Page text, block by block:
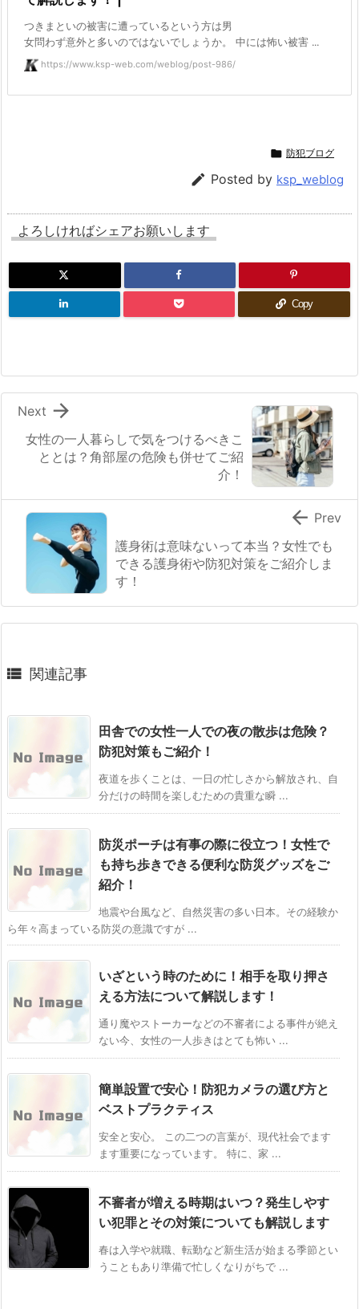
つきまといの被害に遭っているという方は男
女問わず意外と多いのではないでしょうか。 中には怖い被害 ...
https://www.ksp-web.com/weblog/post-986/
 防犯ブログ
 Posted by ksp_weblog
よろしければシェアお願いします
Copy
女性の一人暮らしで気をつけるべきこ
ととは？角部屋の危険も併せてご紹
介！

Next
護身術は意味ないって本当？女性でも
できる護身術や防犯対策をご紹介しま
す！
 Prev
 関連記事
田舎での女性一人での夜の散歩は危険？
防犯対策もご紹介！
夜道を歩くことは、一日の忙しさから解放され、自
分だけの時間を楽しむための貴重な瞬 ...
防災ポーチは有事の際に役立つ！女性で
も持ち歩きできる便利な防災グッズをご
紹介！
地震や台風など、自然災害の多い日本。その経験か
ら年々高まっている防災の意識ですが ...
いざという時のために！相手を取り押さ
える方法について解説します！
通り魔やストーカーなどの不審者による事件が絶え
ない今、女性の一人歩きはとても怖い ...
簡単設置で安心！防犯カメラの選び方と
ベストプラクティス
安全と安心。 この二つの言葉が、現代社会でます
ます重要になっています。 特に、家 ...
不審者が増える時期はいつ？発生しやす
い犯罪とその対策についても解説します
春は入学や就職、転勤など新生活が始まる季節とい
うこともあり準備で忙しくなりがちで ...